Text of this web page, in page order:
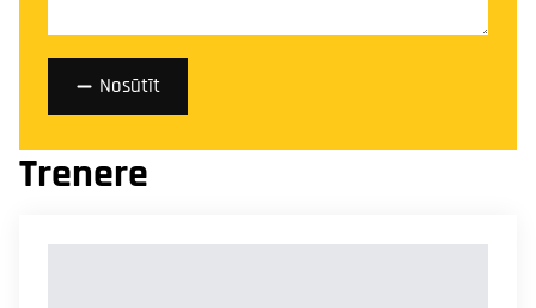
Nosūtīt
Trenere